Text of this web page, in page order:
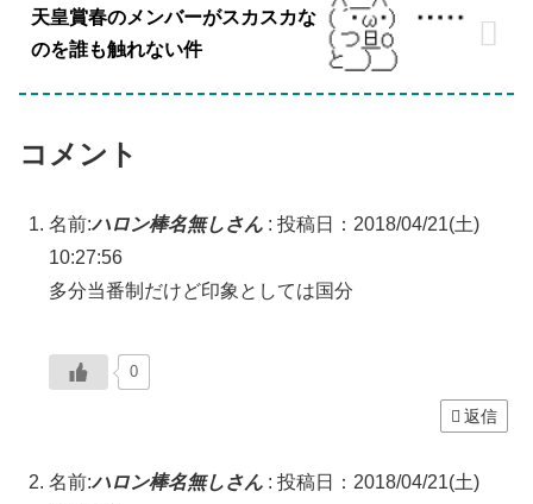
天皇賞春のメンバーがスカスカな
のを誰も触れない件
コメント
名前:ハロン棒名無しさん : 投稿日：2018/04/21(土)
10:27:56
多分当番制だけど印象としては国分
0
返信
名前:ハロン棒名無しさん : 投稿日：2018/04/21(土)